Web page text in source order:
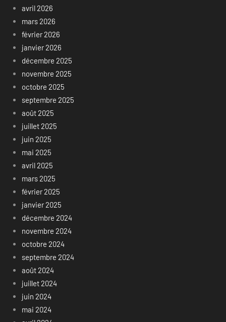
avril 2026
mars 2026
février 2026
janvier 2026
décembre 2025
novembre 2025
octobre 2025
septembre 2025
août 2025
juillet 2025
juin 2025
mai 2025
avril 2025
mars 2025
février 2025
janvier 2025
décembre 2024
novembre 2024
octobre 2024
septembre 2024
août 2024
juillet 2024
juin 2024
mai 2024